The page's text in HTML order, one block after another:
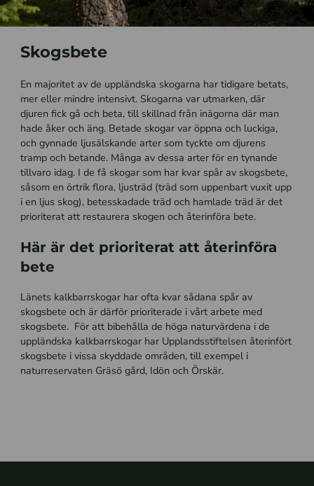
Skogsbete
En majoritet av de uppländska skogarna har tidigare betats,
mer eller mindre intensivt. Skogarna var utmarken, där
djuren fick gå och beta, till skillnad från inägorna där man
hade åker och äng. Betade skogar var öppna och luckiga,
och gynnade ljusälskande arter som tyckte om djurens
tramp och betande. Många av dessa arter för en tynande
tillvaro idag. I de få skogar som har kvar spår av skogsbete,
såsom en örtrik flora, ljusträd (träd som uppenbart vuxit upp
i en ljus skog), betesskadade träd och hamlade träd är det
prioriterat att restaurera skogen och återinföra bete.
Här är det prioriterat att återinföra
bete
Länets kalkbarrskogar har ofta kvar sådana spår av
skogsbete och är därför prioriterade i vårt arbete med
skogsbete. För att bibehålla de höga naturvärdena i de
uppländska kalkbarrskogar har Upplandsstiftelsen återinfört
skogsbete i vissa skyddade områden, till exempel i
naturreservaten Gräsö gård, Idön och Örskär.